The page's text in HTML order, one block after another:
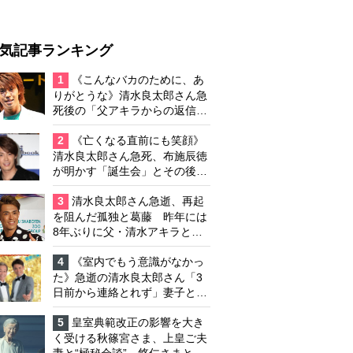
記事ランキング
1
《こんなバカのために、あ
りがとうな》清水良太郎さん急
死後の「父アキラからの返信」
布施辰徳が涙で明かす「順番が
違う」
2
《亡くなる直前にも笑顔》
清水良太郎さん急死、布施辰徳
が明かす「誕生会」とその後の
メッセージ
3
清水良太郎さん急逝、再起
を阻んだ孤独と葛藤 昨年には
8年ぶりに父・清水アキラと共
演、本格的な活動再開に向かっ
ていたが…周囲が懸念していた
「不安定なところ」
4
《室内でもう意識がなかっ
た》急逝の清水良太郎さん「3
日前から連絡とれず」妻子とは
別居で孤独を感じていた
5
皇室典範改正の影響を大き
く受ける秋篠宮さま、上皇ご夫